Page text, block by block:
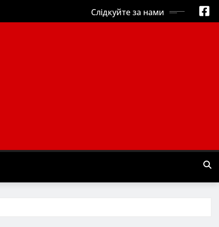
Слідкуйте за нами